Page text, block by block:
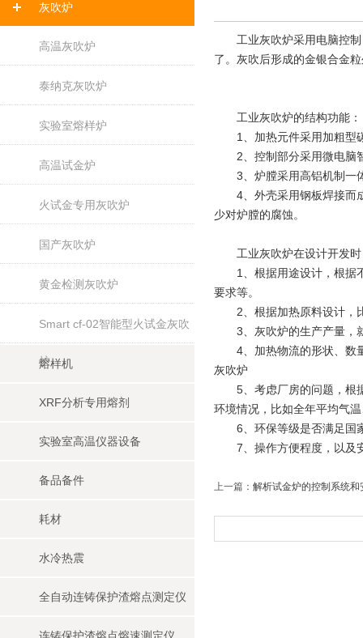
灰吹炉
高温灰吹炉
泰纳克灰吹炉
实验室熔样炉
高温试金炉
火试金专用灰吹炉
国产灰吹炉
黄金检测灰吹炉
Smart cf-02智能型火试金灰吹
炉
熔样机
XRF分析专用熔剂
实验室高温仪器设备
备品备件
耗材
水冷热震
全自动连铸保护渣熔点测定仪
工业灰吹炉采用电脑控制
了。灰吹后形成的金银合金
工业灰吹炉的结构功能：
1、加热元件采用加粗型碳
2、控制部分采用微电脑智
3、炉膛采用高铝机制一体
4、外壳采用钢板焊接而成
少对炉膛的腐蚀。
工业灰吹炉在设计开发时
1、根据用途设计，根据不
要求等。
2、根据加热原料设计，比
3、灰吹炉的生产产量，就
4、加热物流的形状、数
灰吹炉
5、考虑厂房的问题，根据
环境情况，比如全年平均气
6、环保等级是否满足国家
7、操作方便程度，以及
上一篇： 解析试金炉的控制系统和